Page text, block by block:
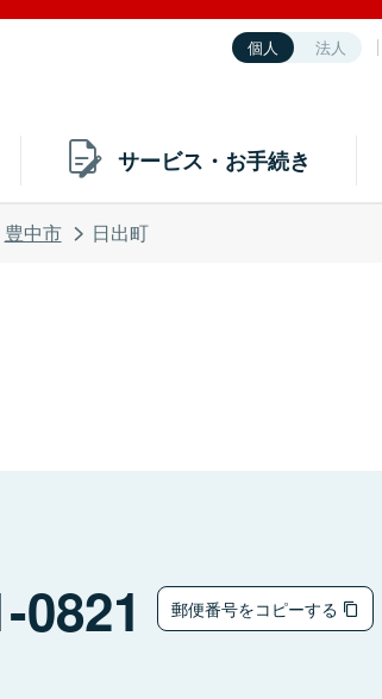
個人 法人
サービス・お手続き
豊中市 日出町
0821 郵便番号をコピーする